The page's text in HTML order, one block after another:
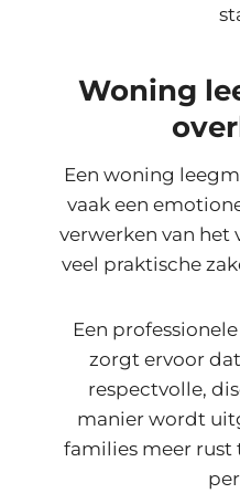
Woning
Een woning
vaak een
verwerken van het
veel praktische
Een
zorgt ervoor
respectvolle,
manier wordt
families meer rust